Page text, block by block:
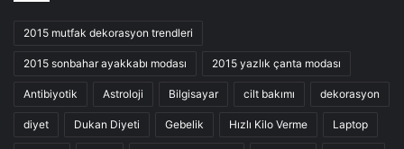
2015 mutfak dekorasyon trendleri
2015 sonbahar ayakkabı modası 2015 yazlık çanta modası
Antibiyotik Astroloji Bilgisayar cilt bakımı dekorasyon
diyet Dukan Diyeti Gebelik Hızlı Kilo Verme Laptop